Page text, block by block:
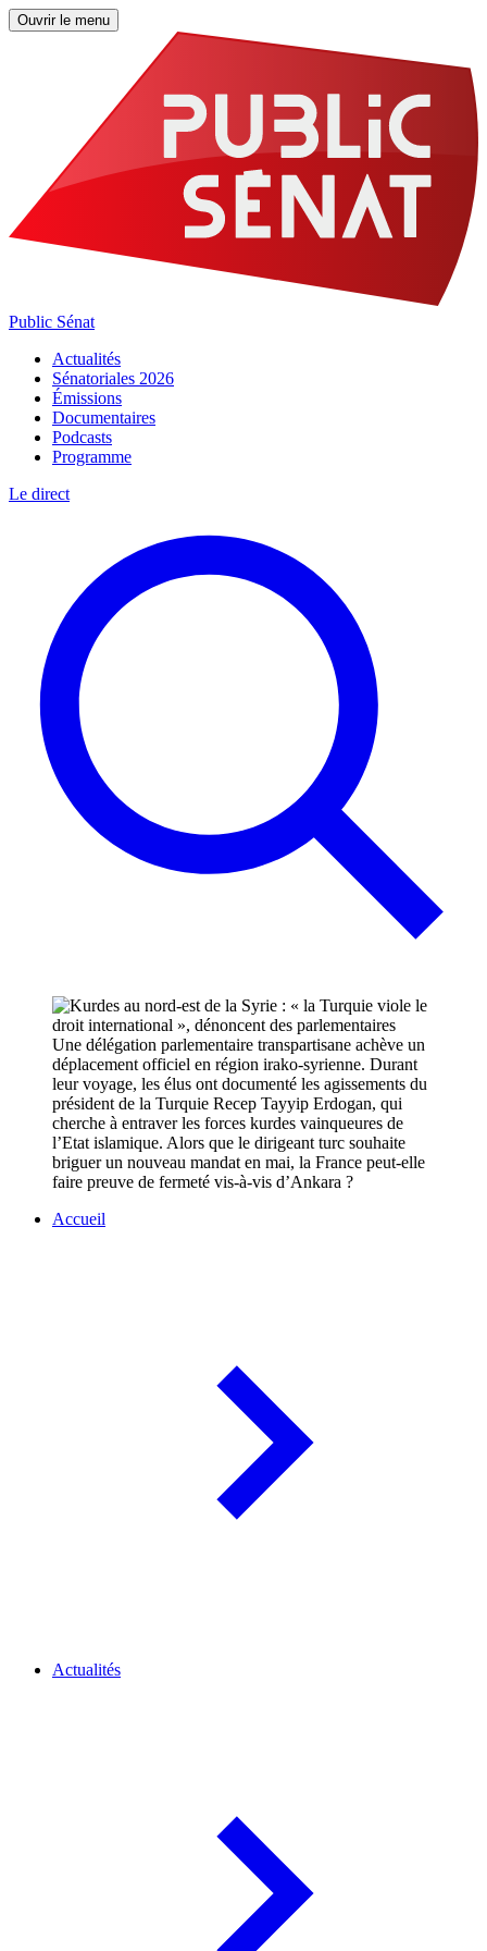
Ouvrir le menu
Public Sénat
Actualités
Sénatoriales 2026
Émissions
Documentaires
Podcasts
Programme
Le direct
Une délégation parlementaire transpartisane achève un
déplacement officiel en région irako-syrienne. Durant
leur voyage, les élus ont documenté les agissements du
président de la Turquie Recep Tayyip Erdogan, qui
cherche à entraver les forces kurdes vainqueures de
l’Etat islamique. Alors que le dirigeant turc souhaite
briguer un nouveau mandat en mai, la France peut-elle
faire preuve de fermeté vis-à-vis d’Ankara ?
Accueil
Actualités